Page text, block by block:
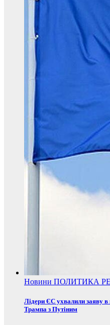
Новини ПОЛИТИКА
Лідери ЄС ухвалили заяву в
Трампа з Путіним